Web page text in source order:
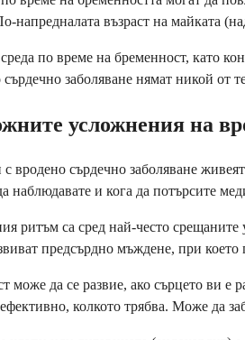
напредналата възраст на майката
по време на бременност, като
заболяване нямат никой от
усложнения на
вродено сърдечно заболяване
наблюдавате и кога да потърсите
ритъм са сред най-често
предсърдно мъждене, при
може да се развие, ако сърцето ви
колкото трябва. Може да